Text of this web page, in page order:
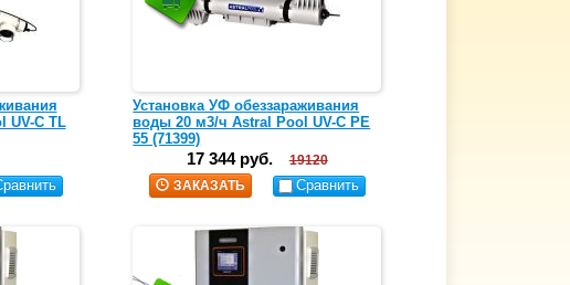
UV-C TL
Установка УФ обеззараживания
воды 20 м3/ч Astral Pool UV-C PE
55 (71399)
17 344 руб.
19120
ЗАКАЗАТЬ
Сравнить